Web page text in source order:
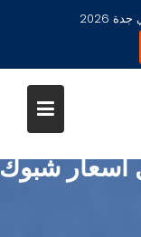
جديدة بجدة
أسعار شبوك